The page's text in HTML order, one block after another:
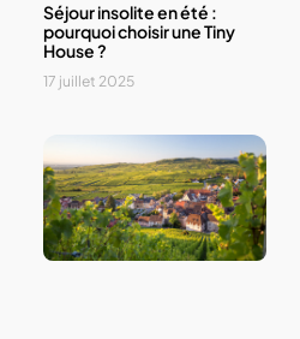
Séjour insolite en été :
pourquoi choisir une Tiny
House ?
17 juillet 2025